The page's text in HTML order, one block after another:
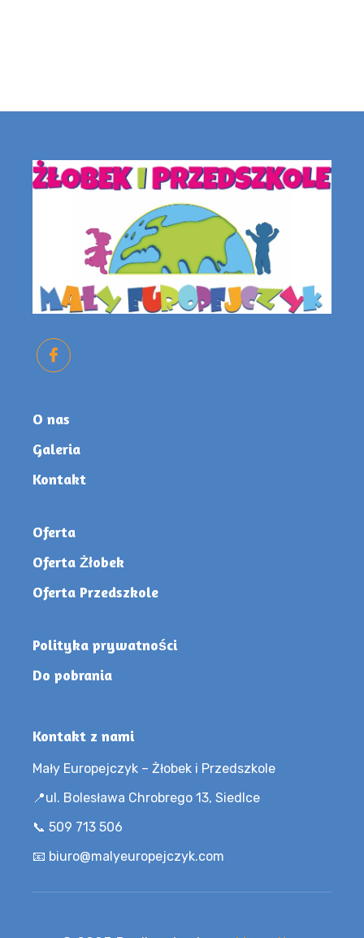
O nas
Galeria
Kontakt
Oferta
Oferta Żłobek
Oferta Przedszkole
Polityka prywatności
Do pobrania
Kontakt z nami
Mały Europejczyk – Żłobek i Przedszkole
📍ul. Bolesława Chrobrego 13, Siedlce
📞 509 713 506
📧 biuro@malyeuropejczyk.com